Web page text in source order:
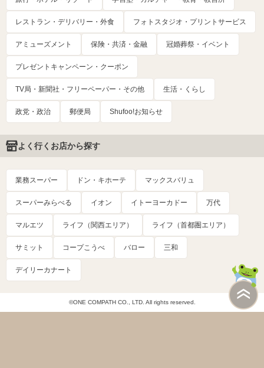
レストラン・デリバリー・外食 フォトスタジオ・プリントサービス
アミューズメント 保険・共済・金融 冠婚葬祭・イベント
プレゼントキャンペーン・クーポン
TV局・新聞社・フリーペーパー・その他 生活・くらし
政党・政治 郵便局 Shufoo!お知らせ
よく行くお店から探す
業務スーパー ドン・キホーテ マックスバリュ
スーパーみらべる イオン イトーヨーカドー 万代
マルエツ ライフ（関西エリア） ライフ（首都圏エリア）
サミット コープこうべ バロー 三和
デイリーカナート
©ONE COMPATH CO., LTD. All rights reserved.